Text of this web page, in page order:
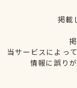
掲載
当サービスによっ
情報に誤り